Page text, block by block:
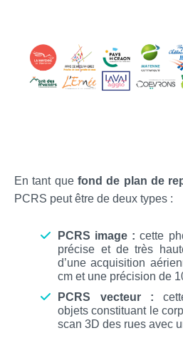
En tant que fond de plan de
PCRS peut être de deux types :
PCRS image : cette
précise et de très
d’une acquisition
cm et une précision de
PCRS vecteur :
objets constituant le
scan 3D des rues avec